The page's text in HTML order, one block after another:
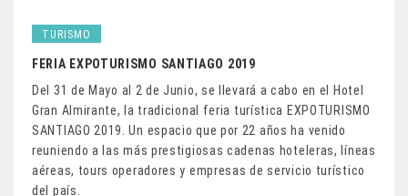
TURISMO
FERIA EXPOTURISMO SANTIAGO 2019
Del 31 de Mayo al 2 de Junio, se llevará a cabo en el Hotel
Gran Almirante, la tradicional feria turística EXPOTURISMO
SANTIAGO 2019. Un espacio que por 22 años ha venido
reuniendo a las más prestigiosas cadenas hoteleras, líneas
aéreas, tours operadores y empresas de servicio turístico
del país.